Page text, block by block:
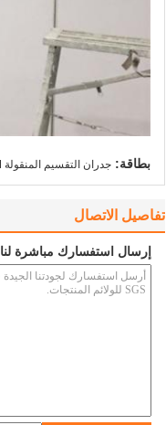
بطاقة: جدران التقسيم المنقولة OEM
تفاصيل الاتصال
إرسال استفسارك مباشرة لنا